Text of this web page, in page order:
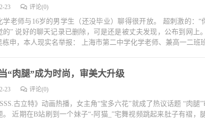
23 评论(0)
学老师与16岁的男学生（还没毕业）聊得很开放。 超刺激的：“
的” 说好的聊天记录已删除，可是还是被丈夫发现，公布到网上
栋申，本人现实名举报： 上海市第二中学化学老师、兼高一二班
“肉腿”成为时尚，审美大升级
23 评论(0)
古立特》动画热播，女主角“宝多六花”就成了热议话题 “肉腿
。 近期在B站刷到一个妹子“-阿猫_”宅舞视频跳起来肚子有褶，